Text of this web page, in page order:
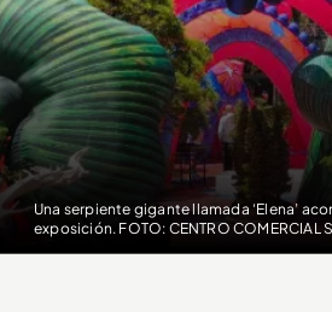
Una serpiente gigante llamada ‘Elena’
exposición. FOTO: CENTRO COMERCIAL